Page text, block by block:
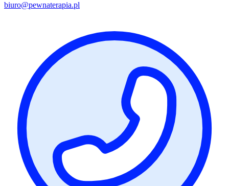
biuro@pewnaterapia.pl